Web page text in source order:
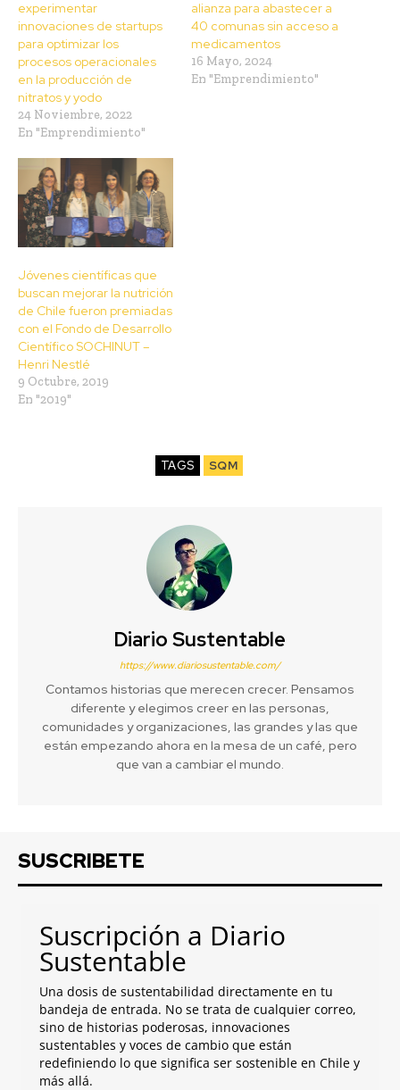
experimentar
innovaciones de startups
para optimizar los
procesos operacionales
en la producción de
nitratos y yodo
24 Noviembre, 2022
En "Emprendimiento"
alianza para abastecer a
40 comunas sin acceso a
medicamentos
16 Mayo, 2024
En "Emprendimiento"
Jóvenes científicas que
buscan mejorar la nutrición
de Chile fueron premiadas
con el Fondo de Desarrollo
Científico SOCHINUT –
Henri Nestlé
9 Octubre, 2019
En "2019"
TAGS SQM
Diario Sustentable
https://www.diariosustentable.com/
Contamos historias que merecen crecer. Pensamos
diferente y elegimos creer en las personas,
comunidades y organizaciones, las grandes y las que
están empezando ahora en la mesa de un café, pero
que van a cambiar el mundo.
SUSCRIBETE
Suscripción a Diario
Sustentable
Una dosis de sustentabilidad directamente en tu
bandeja de entrada. No se trata de cualquier correo,
sino de historias poderosas, innovaciones
sustentables y voces de cambio que están
redefiniendo lo que significa ser sostenible en Chile y
más allá.